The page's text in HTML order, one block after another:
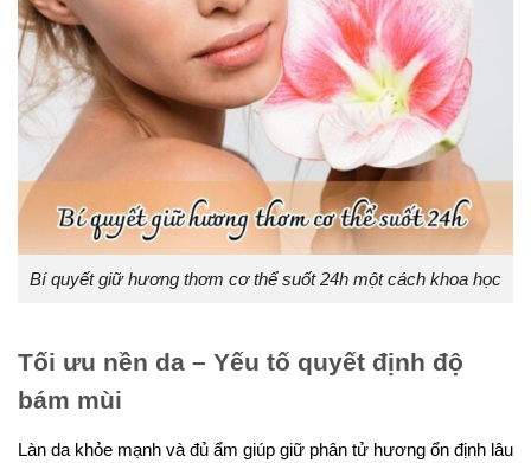
Bí quyết giữ hương thơm cơ thể suốt 24h một cách khoa học
Tối ưu nền da – Yếu tố quyết định độ
bám mùi
Làn da khỏe mạnh và đủ ẩm giúp giữ phân tử hương ổn định lâu